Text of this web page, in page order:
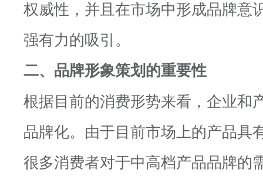
权威性，并且在市场中形成品牌意
强有力的吸引。
二、品牌形象策划的重要性
根据目前的消费形势来看，企业和
品牌化。由于目前市场上的产品具
很多消费者对于中高档产品品牌的